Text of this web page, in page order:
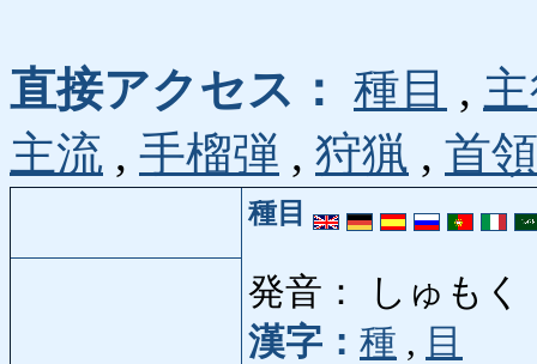
直接アクセス： 種目 ,
主流 , 手榴弾 , 狩猟 , 首領
種目
発音： しゅもく
漢字： 種 , 目